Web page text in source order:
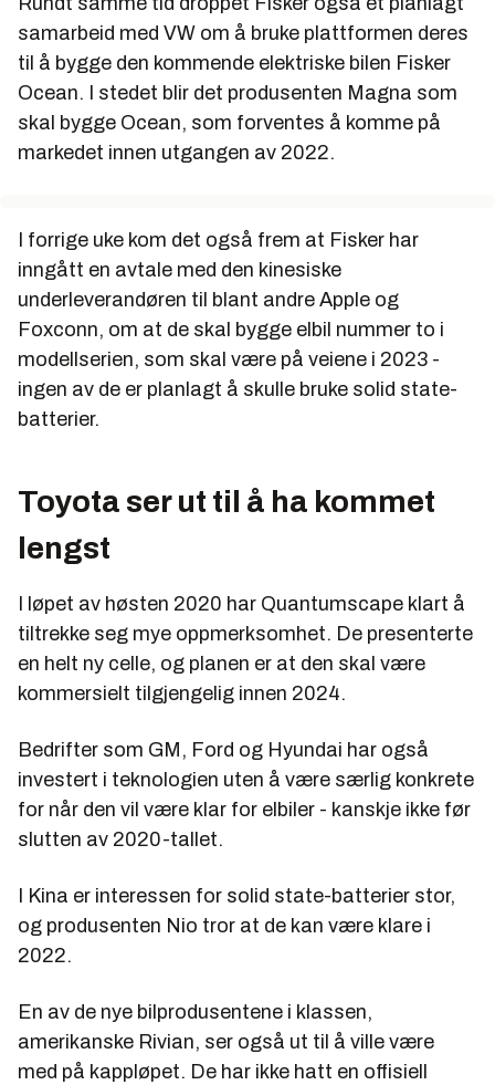
samarbeid med VW om å bruke plattformen deres
til å bygge den kommende elektriske bilen Fisker
Ocean. I stedet blir det produsenten Magna som
skal bygge Ocean, som forventes å komme på
markedet innen utgangen av 2022.
I forrige uke kom det også frem at Fisker har
inngått en avtale med den kinesiske
underleverandøren til blant andre Apple og
Foxconn, om at de skal bygge elbil nummer to i
modellserien, som skal være på veiene i 2023 -
ingen av de er planlagt å skulle bruke solid state-
batterier.
Toyota ser ut til å ha kommet
lengst
I løpet av høsten 2020 har Quantumscape klart å
tiltrekke seg mye oppmerksomhet. De presenterte
en helt ny celle, og planen er at den skal være
kommersielt tilgjengelig innen 2024.
Bedrifter som GM, Ford og Hyundai har også
investert i teknologien uten å være særlig konkrete
for når den vil være klar for elbiler - kanskje ikke før
slutten av 2020-tallet.
I Kina er interessen for solid state-batterier stor,
og produsenten Nio tror at de kan være klare i
2022.
En av de nye bilprodusentene i klassen,
amerikanske Rivian, ser også ut til å ville være
med på kappløpet. De har ikke hatt en offisiell